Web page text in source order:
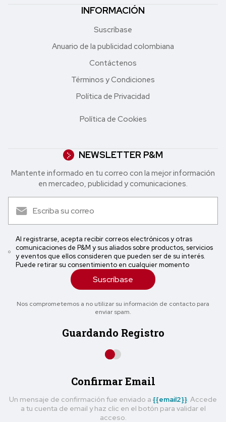
INFORMACIÓN
Suscríbase
Anuario de la publicidad colombiana
Contáctenos
Términos y Condiciones
Política de Privacidad
Política de Cookies
NEWSLETTER P&M
Mantente informado en tu correo con la mejor in formación
en mercadeo, publicidad y comunicaciones.
Al registrarse, acepta recibir correos electrónicos y otras
comunicaciones de P&M y sus aliados sobre productos, servicios
y eventos que ellos consideren que pueden ser de su interés.
Puede retirar su consentimiento en cualquier momento
Suscríbase
Nos comprometemos a no utilizar su información de contacto para
enviar spam.
Guardando Registro
Confirmar Email
Un mensaje de confirmación fue enviado a {{email2}} . Accede
a tu cuenta de email y haz clic en el botón para validar el
acceso.